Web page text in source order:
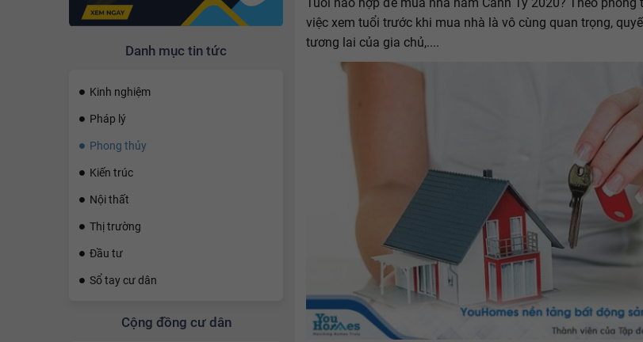
Danh mục tin tức
Kinh nghiệm
Pháp lý
Phong thủy
Kiến trúc
Nội thất
Thị trường
Đầu tư
Sổ tay cư dân
Cộng đồng cư dân
Tuổi nào hợp để mua nhà năm Canh Tý 2020? Theo phong
việc xem tuổi trước khi mua nhà là vô cùng quan trọng,
tương lai của gia chủ,....